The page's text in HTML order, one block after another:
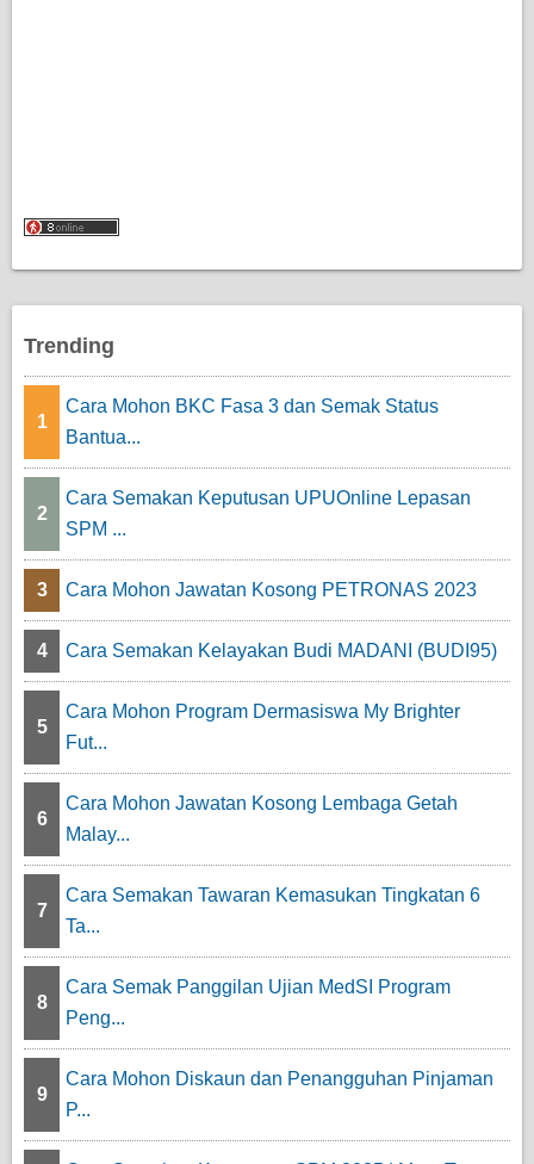
Trending
1
Cara Mohon BKC Fasa 3 dan Semak Status
Bantua...
2
Cara Semakan Keputusan UPUOnline Lepasan
SPM ...
3 Cara Mohon Jawatan Kosong PETRONAS 2023
4 Cara Semakan Kelayakan Budi MADANI (BUDI95)
5
Cara Mohon Program Dermasiswa My Brighter
Fut...
6
Cara Mohon Jawatan Kosong Lembaga Getah
Malay...
7
Cara Semakan Tawaran Kemasukan Tingkatan 6
Ta...
8
Cara Semak Panggilan Ujian MedSI Program
Peng...
9
Cara Mohon Diskaun dan Penangguhan Pinjaman
P...